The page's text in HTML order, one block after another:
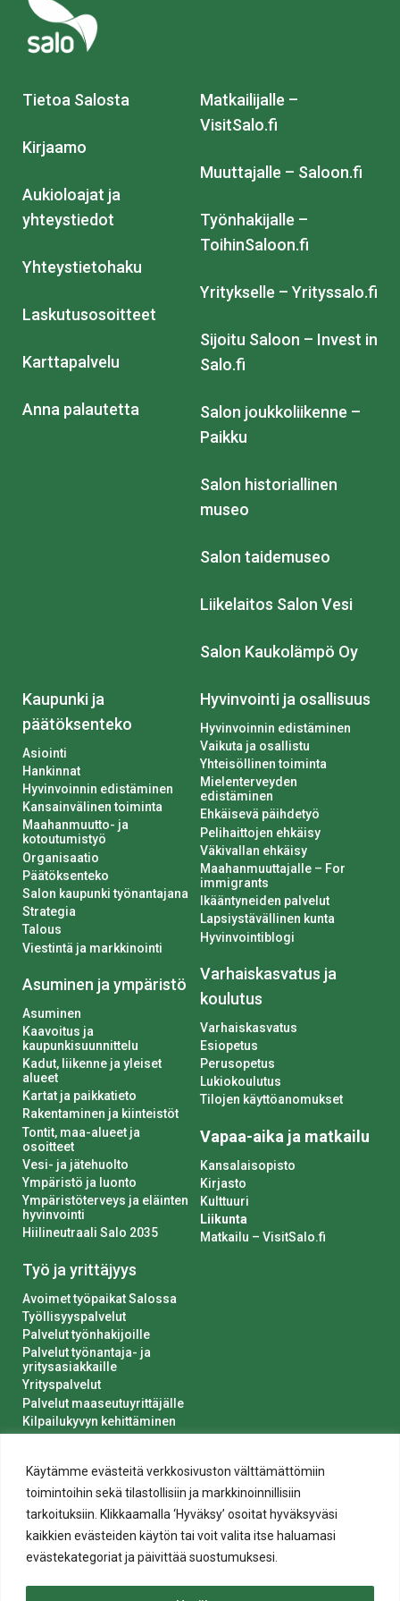
Käytämme evästeitä verkkosivuston välttämättömiin
toimintoihin sekä tilastollisiin ja markkinoinnillisiin
tarkoituksiin. Klikkaamalla ‘Hyväksy’ osoitat hyväksyväsi
kaikkien evästeiden käytön tai voit valita itse haluamasi
evästekategoriat ja päivittää suostumuksesi.
Tietoa Salosta
Kirjaamo
Aukioloajat ja
yhteystiedot
Yhteystietohaku
Laskutusosoitteet
Karttapalvelu
Anna palautetta
Matkailijalle –
VisitSalo.fi
Muuttajalle – Saloon.fi
Työnhakijalle –
ToihinSaloon.fi
Yritykselle – Yrityssalo.fi
Sijoitu Saloon – Invest in
Salo.fi
Salon joukkoliikenne –
Paikku
Salon historiallinen
museo
Salon taidemuseo
Liikelaitos Salon Vesi
Salon Kaukolämpö Oy
Kaupunki ja
päätöksenteko
Asiointi
Hankinnat
Hyvinvoinnin edistäminen
Kansainvälinen toiminta
Maahanmuutto- ja
kotoutumistyö
Organisaatio
Päätöksenteko
Salon kaupunki työnantajana
Strategia
Talous
Viestintä ja markkinointi
Asuminen ja ympäristö
Asuminen
Kaavoitus ja
kaupunkisuunnittelu
Kadut, liikenne ja yleiset
alueet
Kartat ja paikkatieto
Rakentaminen ja kiinteistöt
Tontit, maa-alueet ja
osoitteet
Vesi- ja jätehuolto
Ympäristö ja luonto
Ympäristöterveys ja eläinten
hyvinvointi
Hiilineutraali Salo 2035
Työ ja yrittäjyys
Avoimet työpaikat Salossa
Työllisyyspalvelut
Palvelut työnhakijoille
Palvelut työnantaja- ja
yritysasiakkaille
Yrityspalvelut
Palvelut maaseutuyrittäjälle
Kilpailukyvyn kehittäminen
Hyvinvointi ja osallisuus
Hyvinvoinnin edistäminen
Vaikuta ja osallistu
Yhteisöllinen toiminta
Mielenterveyden
edistäminen
Ehkäisevä päihdetyö
Pelihaittojen ehkäisy
Väkivallan ehkäisy
Maahanmuuttajalle – For
immigrants
Ikääntyneiden palvelut
Lapsiystävällinen kunta
Hyvinvointiblogi
Varhaiskasvatus ja
koulutus
Varhaiskasvatus
Esiopetus
Perusopetus
Lukiokoulutus
Tilojen käyttöanomukset
Vapaa-aika ja matkailu
Kansalaisopisto
Kirjasto
Kulttuuri
Liikunta
Matkailu – VisitSalo.fi